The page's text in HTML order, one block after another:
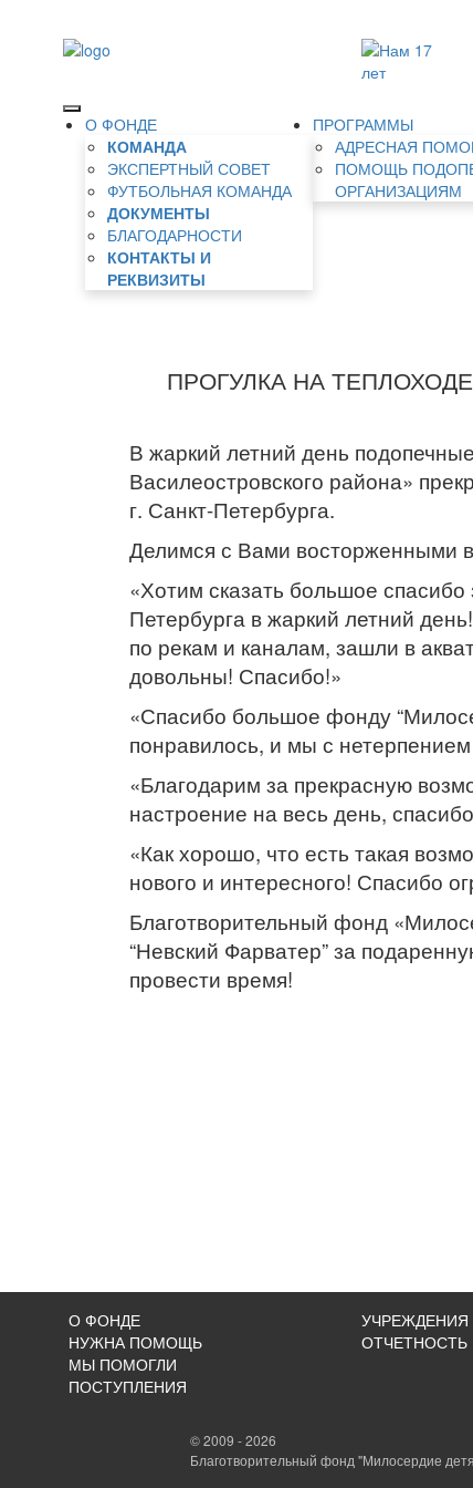
О ФОНДЕ
КОМАНДА
ЭКСПЕРТНЫЙ СОВЕТ
ФУТБОЛЬНАЯ КОМАНДА
ДОКУМЕНТЫ
БЛАГОДАРНОСТИ
КОНТАКТЫ И
РЕКВИЗИТЫ
ПРОГРАММЫ
АДРЕСНАЯ
ПОМОЩЬ
ОРГАНИЗАЦИЯМ
ПРОГУЛКА НА
В жаркий летний день
Василеостровского района»
г. Санкт-Петербурга.
Делимся с Вами восторженными
«Хотим сказать большое
Петербурга в жаркий летний
по рекам и каналам, зашли в
довольны! Спасибо!»
«Спасибо большое фонду
понравилось, и мы с
«Благодарим за прекрасную
настроение на весь день,
«Как хорошо, что есть такая
нового и интересного! Спасибо
Благотворительный фонд
“Невский Фарватер” за
провести время!
О ФОНДЕ
НУЖНА ПОМОЩЬ
МЫ ПОМОГЛИ
ПОСТУПЛЕНИЯ
УЧРЕЖДЕНИЯ
ОТЧЕТНОСТЬ
© 2009 - 2026
Благотворительный фонд "Милосердие